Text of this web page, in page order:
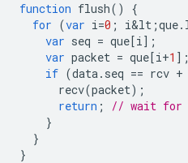
function flush()
{
for (var i=0 ; i&lt ;que.
var seq = que[i];
var packet = que[i+1 ];
if (data. seq == rcv +
recv(packet);
return ;
// wait for
}
}
}